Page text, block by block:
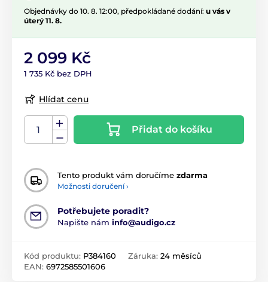
Objednávky do 10. 8. 12:00, předpokládané dodání: u vás v
úterý 11. 8.
2 099 Kč
1 735 Kč bez DPH
Hlídat cenu
Přidat do košíku
Tento produkt vám doručíme zdarma
Možnosti doručení ›
Potřebujete poradit?
Napište nám info@audigo.cz
Kód produktu: P384160
EAN: 6972585501606
Záruka: 24 měsíců